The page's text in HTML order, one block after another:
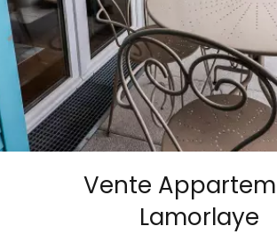
Vente
Lamorlaye